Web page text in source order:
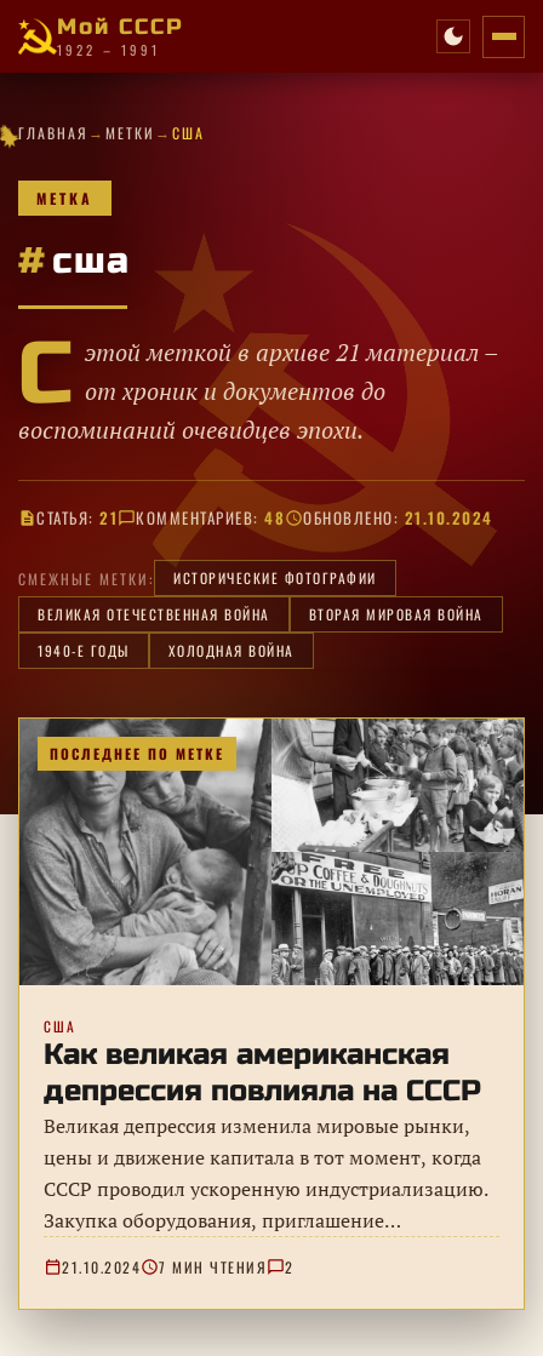
Мой СССР
1922 – 1991
★
★
·✦
·✦
·
✧
·
✧
★
★
····✦
✦
·✧
★
✦★✦
·★
✧ ГЛАВНАЯ → МЕТКИ → США
МЕТКА
#сша
С этой меткой в архиве 21 материал –
от хроник и документов до
воспоминаний очевидцев эпохи.
СТАТЬЯ: 21 КОММЕНТАРИЕВ: 48 ОБНОВЛЕНО: 21.10.2024
СМЕЖНЫЕ МЕТКИ:
ИСТОРИЧЕСКИЕ ФОТОГРАФИИ
ВЕЛИКАЯ ОТЕЧЕСТВЕННАЯ ВОЙНА
ВТОРАЯ МИРОВАЯ ВОЙНА
1940-Е ГОДЫ
ХОЛОДНАЯ ВОЙНА
ПОСЛЕДНЕЕ ПО МЕТКЕ
США
Как великая американская
депрессия повлияла на СССР
Великая депрессия изменила мировые рынки,
цены и движение капитала в тот момент, когда
СССР проводил ускоренную индустриализацию.
Закупка оборудования, приглашение
21.10.2024 7 МИН ЧТЕНИЯ 2